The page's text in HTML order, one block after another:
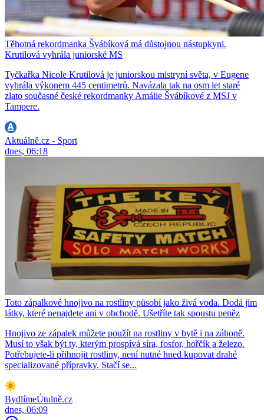
Těhotná rekordmanka Švábíková má důstojnou nástupkyni.
Krutilová vyhrála juniorské MS
Tyčkařka Nicole Krutilová je juniorskou mistryní světa, v Eugene
vyhrála výkonem 445 centimetrů. Navázala tak na osm let staré
zlato současné české rekordmanky Amálie Švábíkové z MSJ v
Tampere.
Aktuálně.cz - Sport
dnes, 06:18
Toto zápalkové hnojivo na rostliny působí jako živá voda. Dodá jim
látky, které nenajdete ani v obchodě. Ušetříte tak spoustu peněz
Hnojivo ze zápalek můžete použít na rostliny v bytě i na záhoně.
Musí to však být ty, kterým prospívá síra, fosfor, hořčík a železo.
Potřebujete-li přihnojit rostliny, není nutné hned kupovat drahé
specializované přípravky. Stačí se...
BydlímeÚtulně.cz
dnes, 06:09